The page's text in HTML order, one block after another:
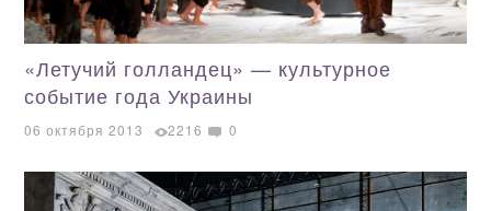
«Летучий голландец» — культурное
событие года Украины
06 октября 2013 2216 0